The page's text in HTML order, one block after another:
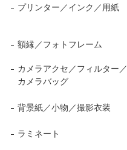
プリンター／インク／用紙
額縁／フォトフレーム
カメラアクセ／フィルター／
カメラバッグ
背景紙／小物／撮影衣装
ラミネート